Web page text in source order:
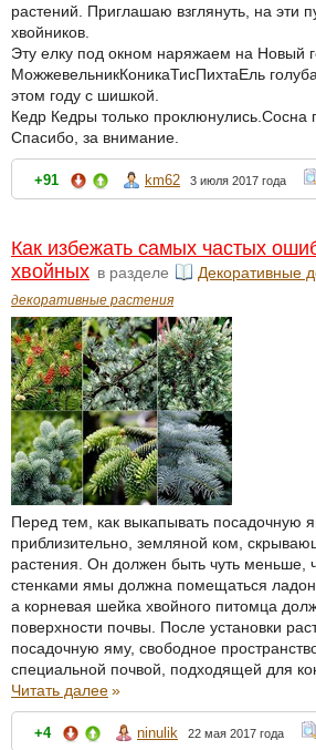
растений. Приглашаю взглянуть, на эти
хвойников.
Эту елку под окном наряжаем на Новый
МожжевельникКоникаТисПихтаЕль
этом году с шишкой.
Кедр Кедры только проклюнулись.Сосна
Спасибо, за внимание.
+91 km62 3 июля 2017 года
Как избежать самых частых
хвойных в разделе Декоративные
декоративные растения
Перед тем, как выкапывать посадочную
приблизительно, земляной ком,
растения. Он должен быть чуть
стенками ямы должна помещаться
а корневая шейка хвойного питомца
поверхности почвы. После установки
посадочную яму, свободное
специальной почвой, подходящей для
Читать далее»
+4 ninulik 22 мая 2017 года